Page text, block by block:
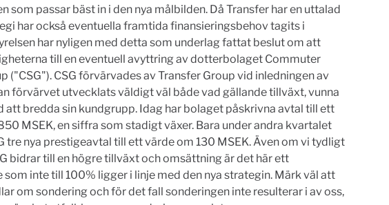
som passar bäst in i den nya målbilden. Då Transfer har en uttalad
har också eventuella framtida finansieringsbehov tagits i
har nyligen med detta som underlag fattat beslut om att
till en eventuell avyttring av dotterbolaget Commuter
("CSG"). CSG förvärvades av Transfer Group vid inledningen av
förvärvet utvecklats väldigt väl både vad gällande tillväxt, vunna
att bredda sin kundgrupp. Idag har bolaget påskrivna avtal till ett
MSEK, en siffra som stadigt växer. Bara under andra kvartalet
tre nya prestigeavtal till ett värde om 130 MSEK. Även om vi tydligt
bidrar till en högre tillväxt och omsättning är det här ett
inte till 100% ligger i linje med den nya strategin. Märk väl att
om sondering och för det fall sonderingen inte resulterar i av oss,